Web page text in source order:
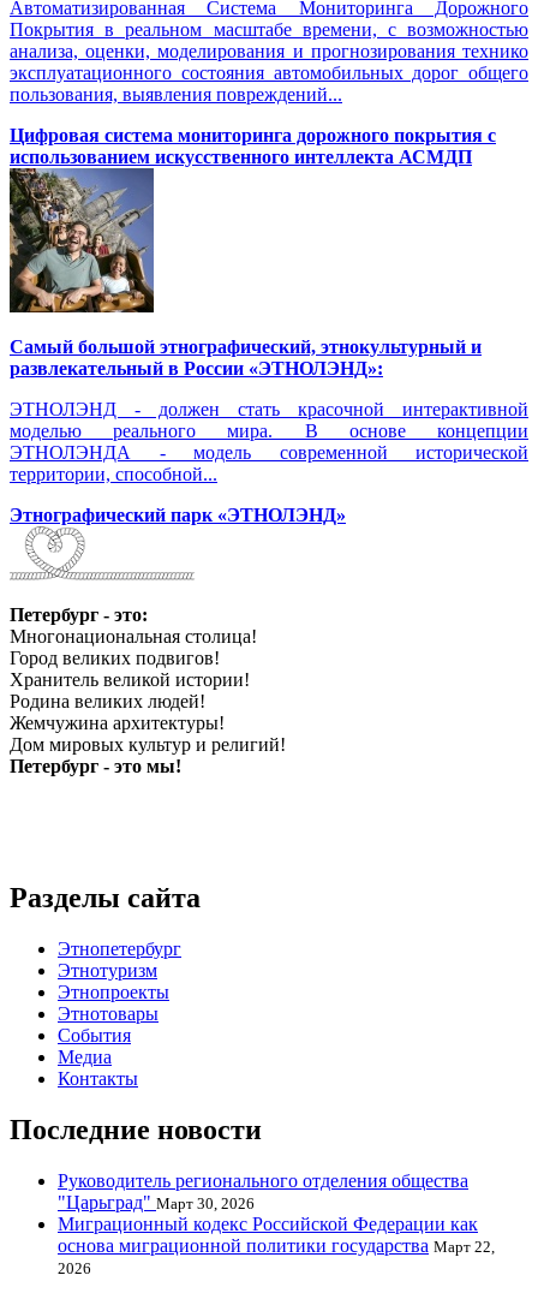
Автоматизированная Система Мониторинга Дорожного
Покрытия в реальном масштабе времени, с возможностью
анализа, оценки, моделирования и прогнозирования технико
эксплуатационного состояния автомобильных дорог общего
пользования, выявления повреждений...
Цифровая система мониторинга дорожного покрытия с
использованием искусственного интеллекта АСМДП
Самый большой этнографический, этнокультурный и
развлекательный в России «ЭТНОЛЭНД»:
ЭТНОЛЭНД - должен стать красочной интерактивной
моделью реального мира. В основе концепции
ЭТНОЛЭНДА - модель современной исторической
территории, способной...
Этнографический парк «ЭТНОЛЭНД»
Петербург - это:
Многонациональная столица!
Город великих подвигов!
Хранитель великой истории!
Родина великих людей!
Жемчужина архитектуры!
Дом мировых культур и религий!
Петербург - это мы!
Разделы сайта
Этнопетербург
Этнотуризм
Этнопроекты
Этнотовары
События
Медиа
Контакты
Последние новости
Руководитель регионального отделения общества
"Царьград" Март 30, 2026
Миграционный кодекс Российской Федерации как
основа миграционной политики государства Март 22,
2026